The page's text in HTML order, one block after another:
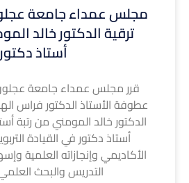
مجلس عمداء جامعة
ترقية الدكتور خالد
أستاذ دكتور
قرر مجلس عمداء جامعة عجلون
عطوفة الأستاذ الدكتور فراس
الدكتور خالد المومني من رتبة
أستاذ دكتور في القيادة
الأكاديمي وإنجازاته العلمية
التدريس والبحث